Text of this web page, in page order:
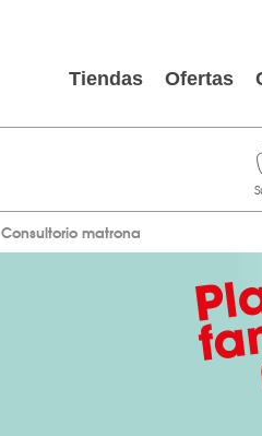
Tiendas Ofertas
Consultorio matrona